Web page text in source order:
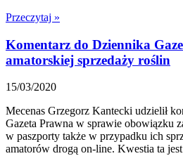
Przeczytaj »
Komentarz do Dziennika
amatorskiej sprzedaży roślin
15/03/2020
Mecenas Grzegorz Kantecki udzielił
Gazeta Prawna w sprawie obowiązku
w paszporty także w przypadku ich
amatorów drogą on-line. Kwestia ta